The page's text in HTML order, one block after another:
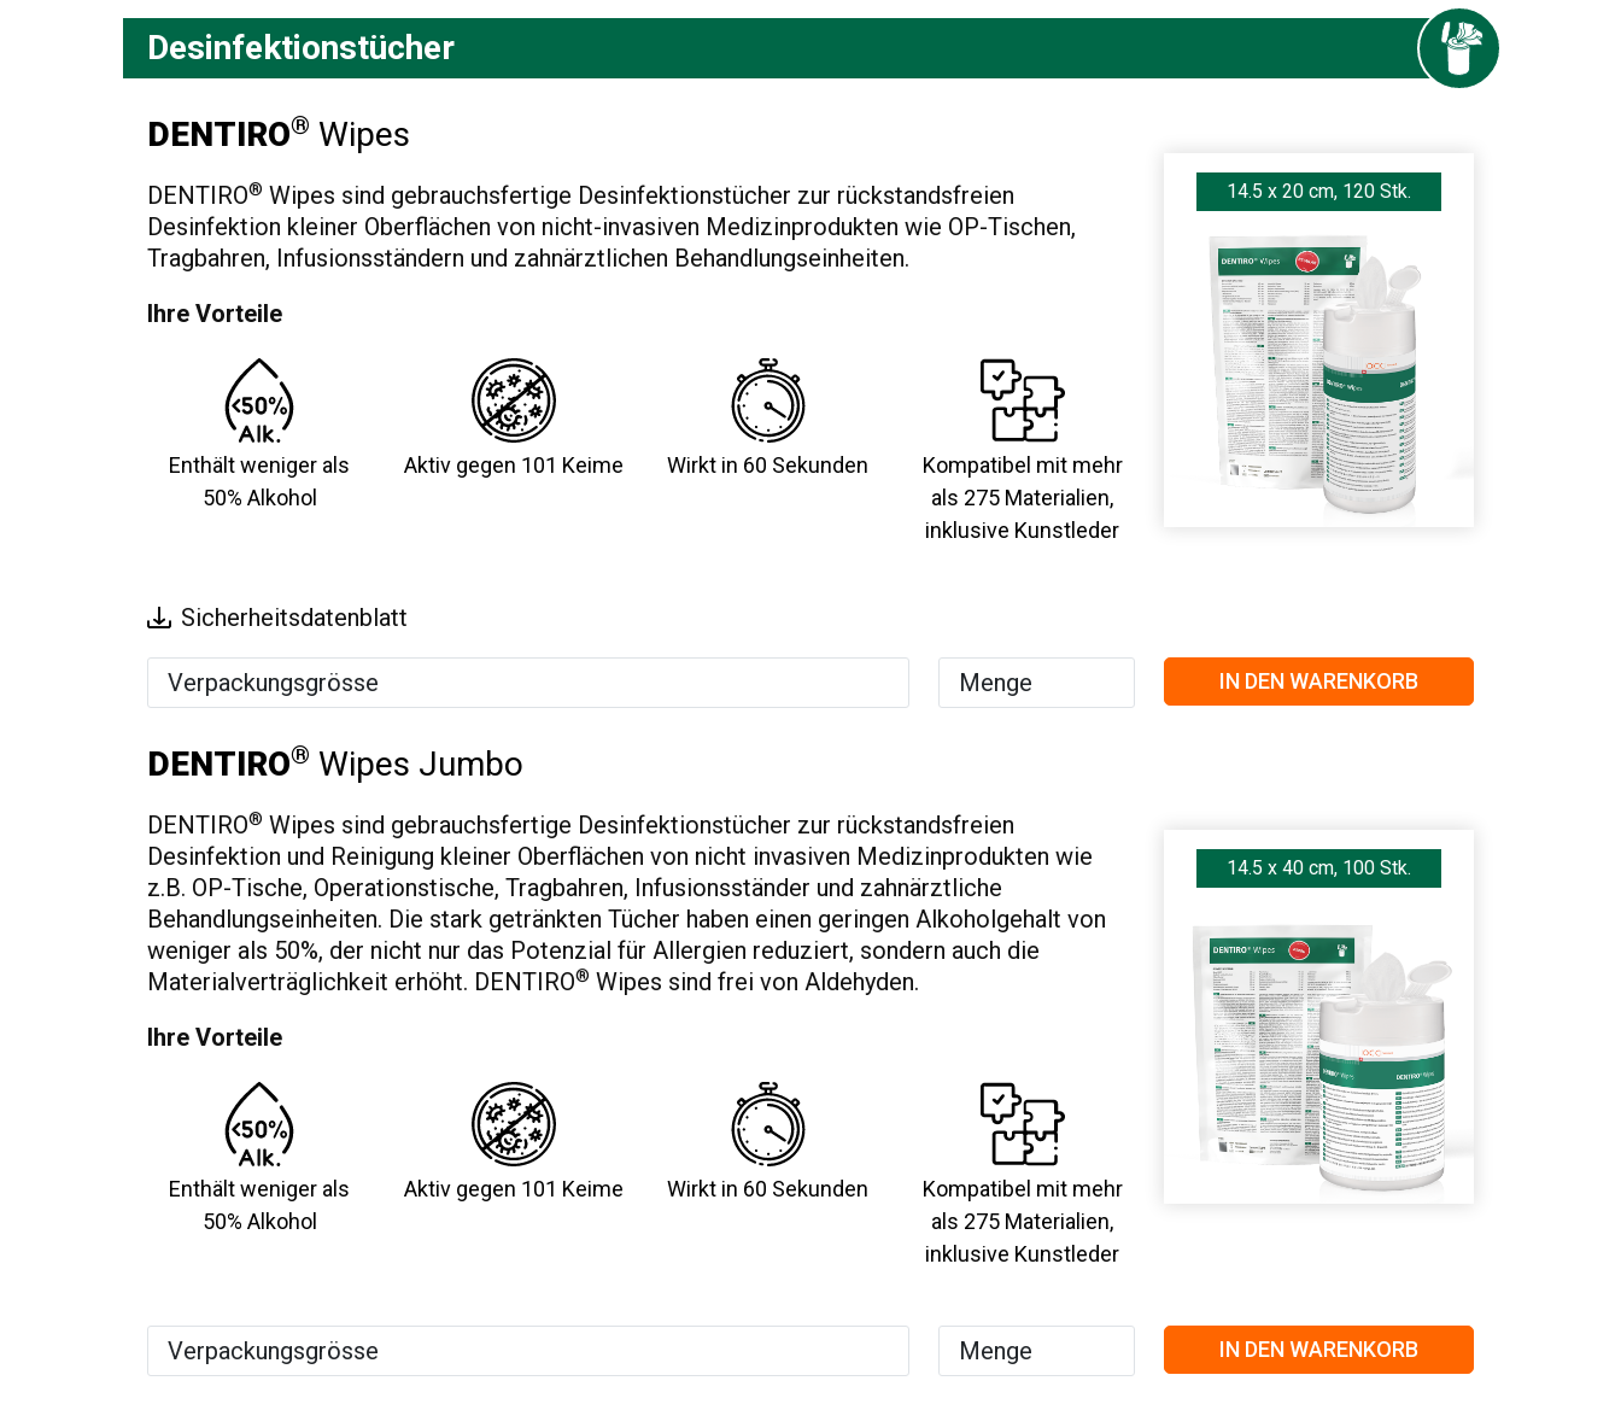
Desinfektionstücher
DENTIRO® Wipes
DENTIRO® Wipes sind gebrauchsfertige Desinfektionstücher zur rückstandsfreien
Desinfektion kleiner Oberflächen von nicht-invasiven Medizinprodukten wie OP-Tischen,
Tragbahren, Infusionsständern und zahnärztlichen Behandlungseinheiten.
Ihre Vorteile
Enthält weniger als
50% Alkohol
Aktiv gegen 101 Keime Wirkt in 60 Sekunden
Kompatibel mit mehr
als 275 Materialien,
inklusive Kunstleder
14.5 x 20 cm, 120 Stk.
Sicherheitsdatenblatt
Verpackungsgrösse IN DEN WARENKORB
DENTIRO® Wipes Jumbo
DENTIRO® Wipes sind gebrauchsfertige Desinfektionstücher zur rückstandsfreien
Desinfektion und Reinigung kleiner Oberflächen von nicht invasiven Medizinprodukten wie
z.B. OP-Tische, Operationstische, Tragbahren, Infusionsständer und zahnärztliche
Behandlungseinheiten. Die stark getränkten Tücher haben einen geringen Alkoholgehalt von
weniger als 50%, der nicht nur das Potenzial für Allergien reduziert, sondern auch die
Materialverträglichkeit erhöht. DENTIRO® Wipes sind frei von Aldehyden.
Ihre Vorteile
Enthält weniger als
50% Alkohol
Aktiv gegen 101 Keime Wirkt in 60 Sekunden
Kompatibel mit mehr
als 275 Materialien,
inklusive Kunstleder
14.5 x 40 cm, 100 Stk.
Verpackungsgrösse IN DEN WARENKORB